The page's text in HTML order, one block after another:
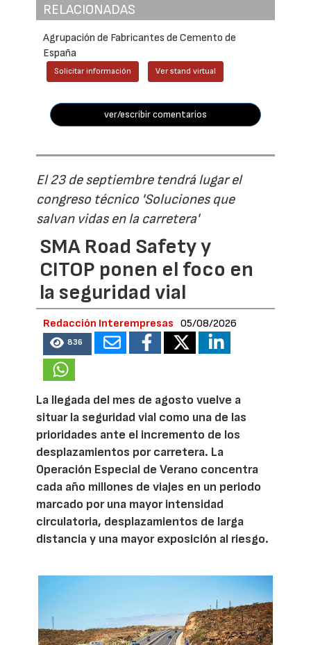
RELACIONADAS
Agrupación de Fabricantes de Cemento de
España
Solicitar información Ver stand virtual
ver/escribir comentarios
El 23 de septiembre tendrá lugar el
congreso técnico 'Soluciones que
salvan vidas en la carretera'
SMA Road Safety y
CITOP ponen el foco en
la seguridad vial
Redacción Interempresas 05/08/2026
836
La llegada del mes de agosto vuelve a
situar la seguridad vial como una de las
prioridades ante el incremento de los
desplazamientos por carretera. La
Operación Especial de Verano concentra
cada año millones de viajes en un periodo
marcado por una mayor intensidad
circulatoria, desplazamientos de larga
distancia y una mayor exposición al riesgo.